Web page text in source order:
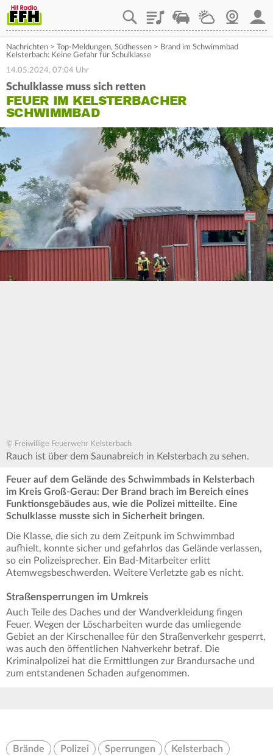
PlaylistStaupilotWetterWebcam
Nachrichten > Top-Meldungen, Südhessen > Brand im Schwimmbad
Kelsterbach: Keine Gefahr für Schulklasse
14.05.2024, 07:04 Uhr
Schulklasse muss sich retten
FEUER IM KELSTERBACHER
SCHWIMMBAD
© Freiwillige Feuerwehr Kelsterbach
Rauch ist über dem Saunabreich in Kelsterbach zu sehen.
Feuer auf dem Gelände des Schwimmbads in Kelsterbach
im Kreis Groß-Gerau: Der Brand brach im Bereich eines
Funktionsgebäudes aus, wie die Polizei mitteilte. Eine
Schulklasse musste sich in Sicherheit bringen.
Die Klasse, die sich zu dem Zeitpunk im Schwimmbad
aufhielt, konnte sicher und gefahrlos das Gelände verlassen,
so ein Polizeisprecher. Ein Bad-Mitarbeiter erlitt
Atemwegsbeschwerden. Weitere Verletzte gab es nicht.
Straßensperrungen im Umkreis
Auch Teile des Daches und der Wandverkleidung fingen
Feuer. Wegen der Löscharbeiten wurde das umliegende
Gebiet an der Kirschenallee für den Straßenverkehr gesperrt,
was auch den öffentlichen Nahverkehr betraf. Die
Kriminalpolizei hat die Ermittlungen zur Brandursache und
zum entstandenen Schaden aufgenommen.
Brände Polizei Sperrungen Kelsterbach